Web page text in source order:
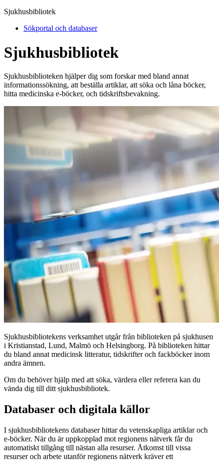
Sjukhusbibliotek
Sökportal och databaser
Sjukhusbibliotek
Sjukhusbiblioteken hjälper dig som forskar med bland annat
informationssökning, att beställa artiklar, att söka och låna böcker,
hitta medicinska e-böcker, och tidskriftsbevakning.
Sjukhusbibliotekens verksamhet utgår från biblioteken på sjukhusen
i Kristianstad, Lund, Malmö och Helsingborg. På biblioteken hittar
du bland annat medicinsk litteratur, tidskrifter och fackböcker inom
andra ämnen.
Om du behöver hjälp med att söka, värdera eller referera kan du
vända dig till ditt sjukhusbibliotek.
Databaser och digitala källor
I sjukhusbibliotekens databaser hittar du vetenskapliga artiklar och
e-böcker. När du är uppkopplad mot regionens nätverk får du
automatiskt tillgång till nästan alla resurser. Åtkomst till vissa
resurser och arbete utanför regionens nätverk kräver ett